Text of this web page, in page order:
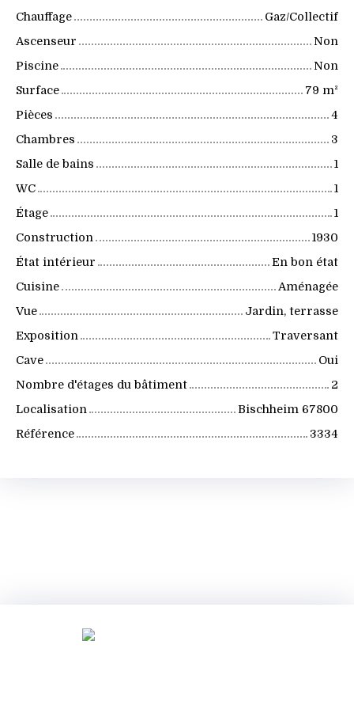
Chauffage
Gaz/Collectif
Ascenseur
Non
Piscine
Non
Surface
79 m²
Pièces
4
Chambres
3
Salle de bains
1
WC
1
Étage
1
Construction
1930
État intérieur
En bon état
Cuisine
Aménagée
Vue
Jardin, terrasse
Exposition
Traversant
Cave
Oui
Nombre d'étages du bâtiment
2
Localisation
Bischheim 67800
Référence
3334